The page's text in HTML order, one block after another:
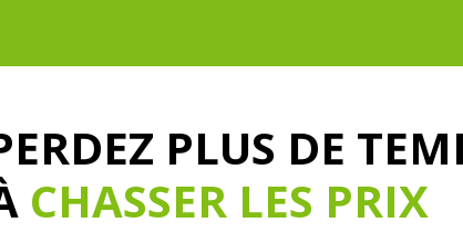
PLUS DE
CHASSER LES PRIX